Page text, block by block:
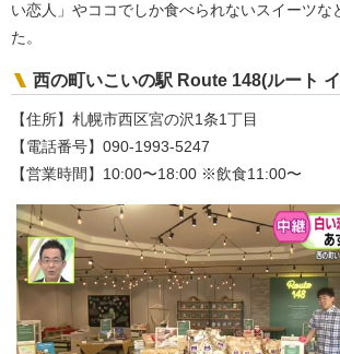
い恋人」やココでしか食べられないスイーツな
た。
西の町いこいの駅 Route 148(ルート
【住所】札幌市西区宮の沢1条1丁目
【電話番号】090-1993-5247
【営業時間】10:00〜18:00 ※飲食11:00〜